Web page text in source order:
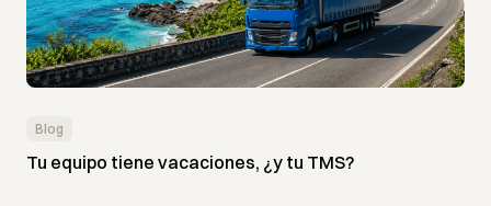
Blog
Tu equipo tiene vacaciones, ¿y tu TMS?